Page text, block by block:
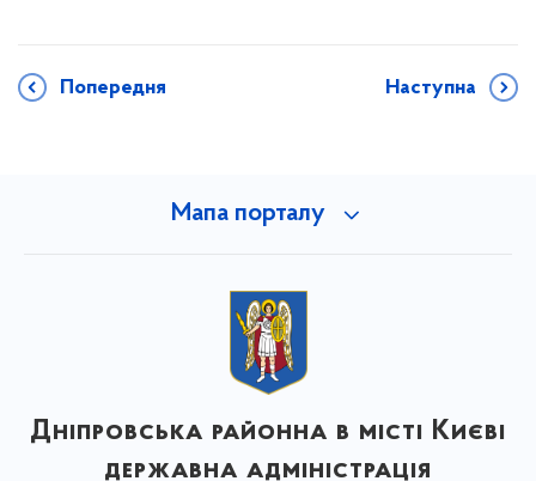
Попередня Наступна
Мапа порталу
Дніпровська районна в місті Києві
державна адміністрація